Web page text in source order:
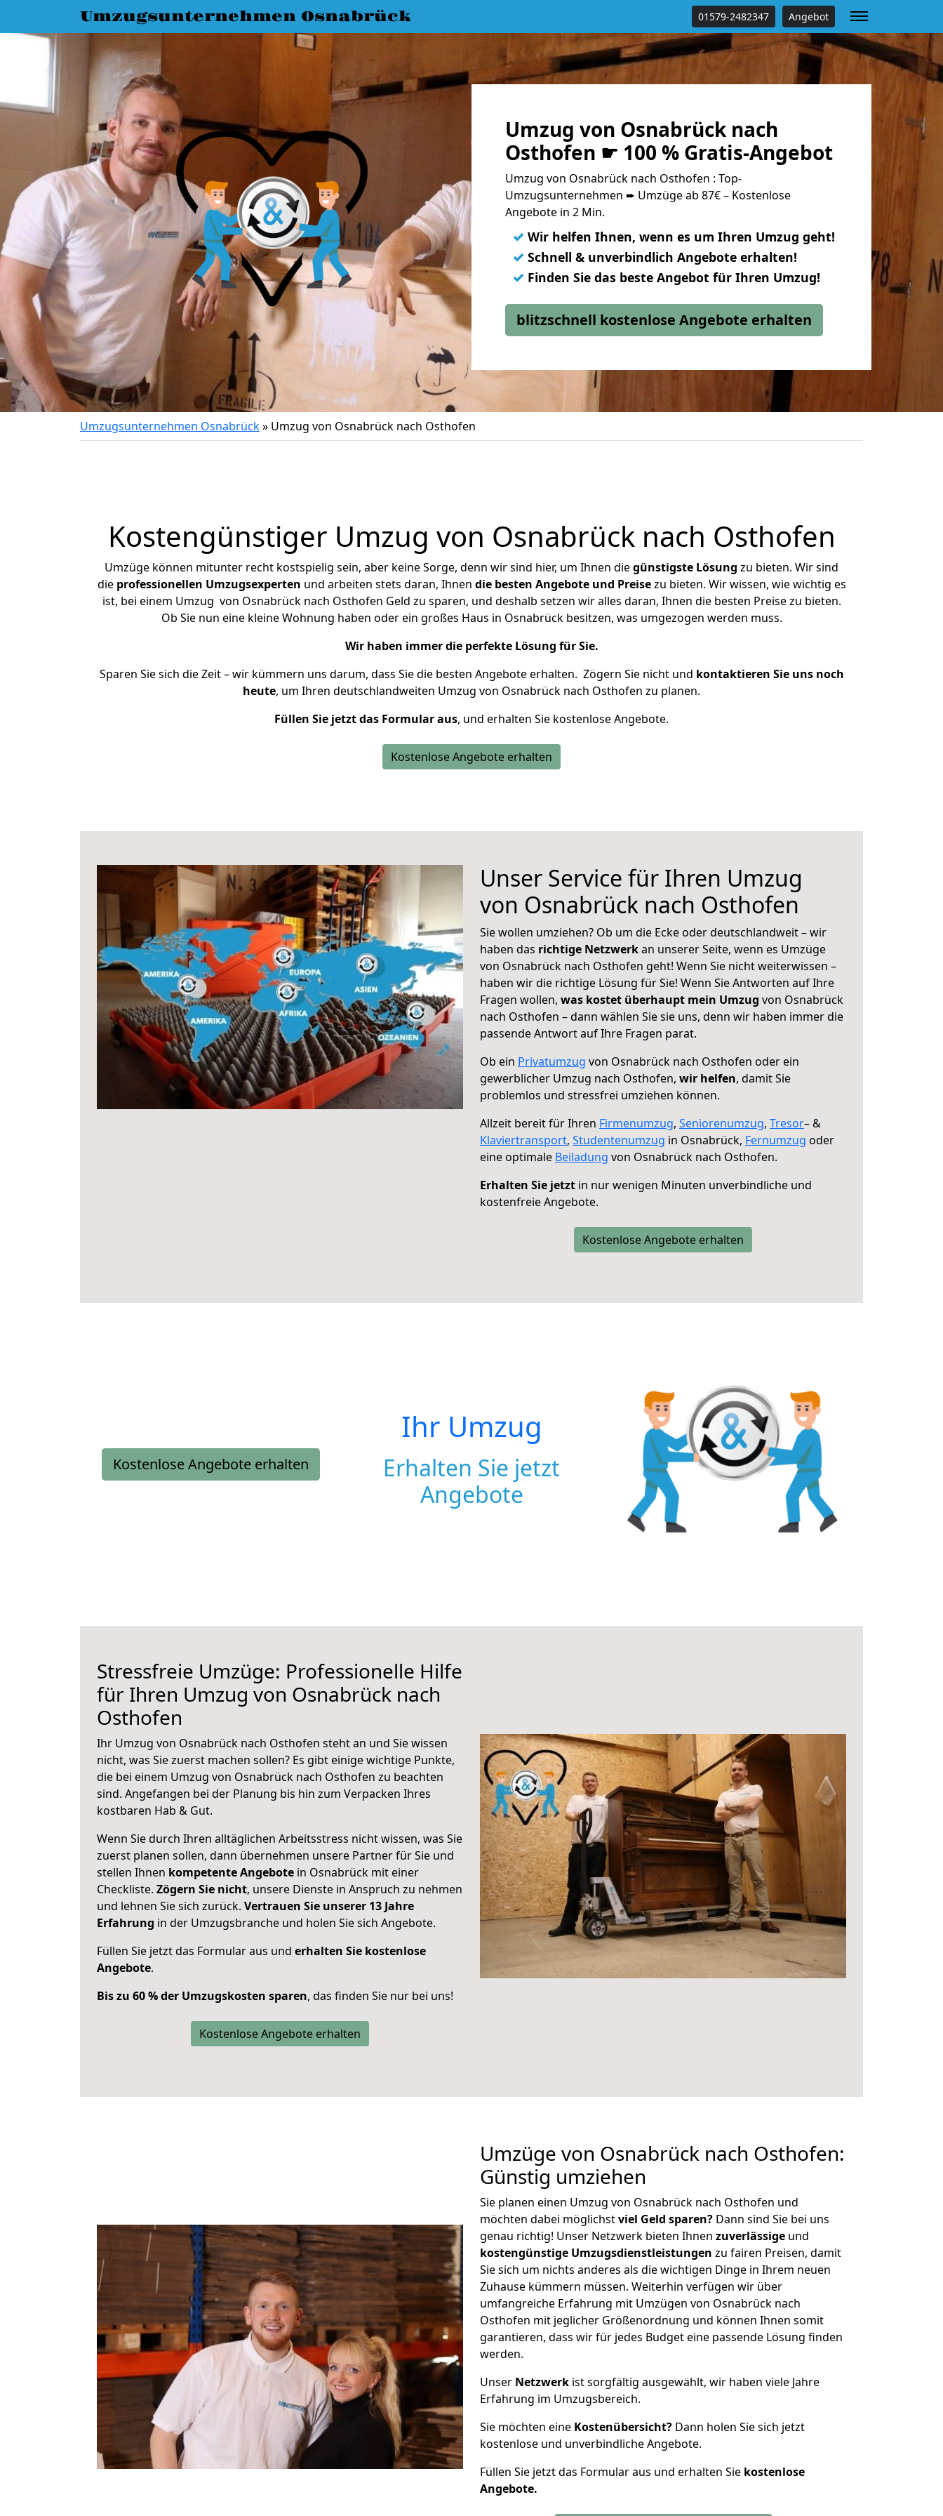
Umzugsunternehmen Osnabrück 01579-2482347 Angebot
Umzug von Osnabrück nach
Osthofen ☛ 100 % Gratis-Angebot
Umzug von Osnabrück nach Osthofen : Top-
Umzugsunternehmen ➨ Umzüge ab 87€ – Kostenlose
Angebote in 2 Min.
✓ Wir helfen Ihnen, wenn es um Ihren Umzug geht!
✓ Schnell & unverbindlich Angebote erhalten!
✓ Finden Sie das beste Angebot für Ihren Umzug!
blitzschnell kostenlose Angebote erhalten
Umzugsunternehmen Osnabrück» Umzug von Osnabrück nach Osthofen
Kostengünstiger Umzug von Osnabrück nach Osthofen
Umzüge können mitunter recht kostspielig sein, aber keine Sorge, denn wir sind hier, um Ihnen diegünstigste Lösung zu bieten. Wir sind
die professionellen Umzugsexperten und arbeiten stets daran, Ihnen die besten Angebote und Preisezu bieten. Wir wissen, wie wichtig es
ist, bei einem Umzug von Osnabrück nach Osthofen Geld zu sparen, und deshalb setzen wir alles daran, Ihnen die besten Preise zu bieten.
Ob Sie nun eine kleine Wohnung haben oder ein großes Haus in Osnabrück besitzen, was umgezogen werden muss.
Wir haben immer die perfekte Lösung für Sie.
Sparen Sie sich die Zeit – wir kümmern uns darum, dass Sie die besten Angebote erhalten. Zögern Sie nicht und kontaktieren Sie uns noch
heute, um Ihren deutschlandweiten Umzug von Osnabrück nach Osthofen zu planen.
Füllen Sie jetzt das Formular aus, und erhalten Sie kostenlose Angebote.
Kostenlose Angebote erhalten
Unser Service für Ihren Umzug
von Osnabrück nach Osthofen
Sie wollen umziehen? Ob um die Ecke oder deutschlandweit – wir
haben das richtige Netzwerkan unserer Seite, wenn es Umzüge
von Osnabrück nach Osthofen geht! Wenn Sie nicht weiterwissen –
haben wir die richtige Lösung für Sie! Wenn Sie Antworten auf Ihre
Fragen wollen, was kostet überhaupt mein Umzug von Osnabrück
nach Osthofen – dann wählen Sie sie uns, denn wir haben immer die
passende Antwort auf Ihre Fragen parat.
Ob ein Privatumzug von Osnabrück nach Osthofen oder ein
gewerblicher Umzug nach Osthofen, wir helfen, damit Sie
problemlos und stressfrei umziehen können.
Allzeit bereit für Ihren Firmenumzug, Seniorenumzug, Tresor– &
Klaviertransport, Studentenumzug in Osnabrück, Fernumzug oder
eine optimale Beiladung von Osnabrück nach Osthofen.
Erhalten Sie jetzt in nur wenigen Minuten unverbindliche und
kostenfreie Angebote.
Kostenlose Angebote erhalten
Kostenlose Angebote erhalten
Ihr Umzug
Erhalten Sie jetzt
Angebote
Stressfreie Umzüge: Professionelle Hilfe
für Ihren Umzug von Osnabrück nach
Osthofen
Ihr Umzug von Osnabrück nach Osthofen steht an und Sie wissen
nicht, was Sie zuerst machen sollen? Es gibt einige wichtige Punkte,
die bei einem Umzug von Osnabrück nach Osthofen zu beachten
sind. Angefangen bei der Planung bis hin zum Verpacken Ihres
kostbaren Hab & Gut.
Wenn Sie durch Ihren alltäglichen Arbeitsstress nicht wissen, was Sie
zuerst planen sollen, dann übernehmen unsere Partner für Sie und
stellen Ihnen kompetente Angebote in Osnabrück mit einer
Checkliste. Zögern Sie nicht, unsere Dienste in Anspruch zu nehmen
und lehnen Sie sich zurück. Vertrauen Sie unserer 13 Jahre
Erfahrung in der Umzugsbranche und holen Sie sich Angebote.
Füllen Sie jetzt das Formular aus und erhalten Sie kostenlose
Angebote.
Bis zu 60 % der Umzugskosten sparen, das finden Sie nur bei uns!
Kostenlose Angebote erhalten
Umzüge von Osnabrück nach Osthofen:
Günstig umziehen
Sie planen einen Umzug von Osnabrück nach Osthofen und
möchten dabei möglichstviel Geld sparen? Dann sind Sie bei uns
genau richtig! Unser Netzwerk bieten Ihnen zuverlässige und
kostengünstige Umzugsdienstleistungen zu fairen Preisen, damit
Sie sich um nichts anderes als die wichtigen Dinge in Ihrem neuen
Zuhause kümmern müssen. Weiterhin verfügen wir über
umfangreiche Erfahrung mit Umzügen von Osnabrück nach
Osthofen mit jeglicher Größenordnung und können Ihnen somit
garantieren, dass wir für jedes Budget eine passende Lösung finden
werden.
Unser Netzwerk ist sorgfältig ausgewählt, wir haben viele Jahre
Erfahrung im Umzugsbereich.
Sie möchten eine Kostenübersicht? Dann holen Sie sich jetzt
kostenlose und unverbindliche Angebote.
Füllen Sie jetzt das Formular aus und erhalten Sie kostenlose
Angebote.